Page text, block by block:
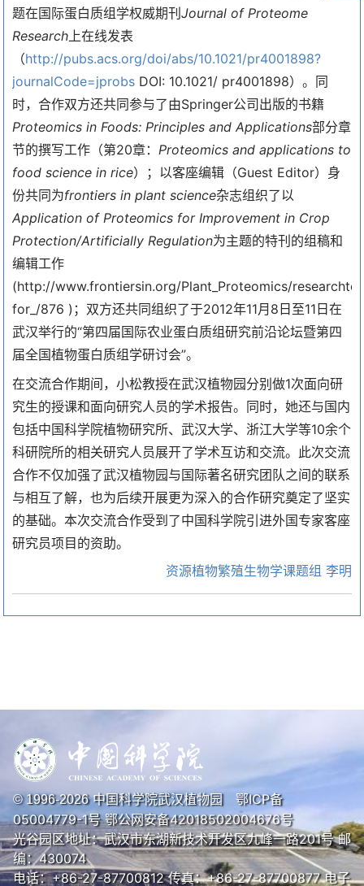
题在国际蛋白质组学权威期刊 Journal of Proteome
Research上在线发表
（http://pubs.acs.org/doi/abs/10.1021/pr4001898?
journalCode=jprobs DOI: 10.1021/ pr4001898）。同
时，合作双方还共同参与了由Springer公司出版的书籍
Proteomics in Foods: Principles and Applications部分章
节的撰写工作（第20章： Proteomics and applications to
food science in rice）；以客座编辑（Guest Editor）身
份共同为frontiers in plant science杂志组织了以
Application of Proteomics for Improvement in Crop
Protection/Artificially Regulation为主题的特刊的组稿和
编辑工作
(http://www.frontiersin.org/Plant_Proteomics/
for_/876 )；双方还共同组织了于2012年11月8日至11日在
武汉举行的“第四届国际农业蛋白质组研究前沿论坛暨第四
届全国植物蛋白质组学研讨会”。
在交流合作期间，小松教授在武汉植物园分别做1次面向研
究生的授课和面向研究人员的学术报告。同时，她还与国内
包括中国科学院植物研究所、武汉大学、浙江大学等10余个
科研院所的相关研究人员展开了学术互访和交流。此次交流
合作不仅加强了武汉植物园与国际著名研究团队之间的联系
与相互了解，也为后续开展更为深入的合作研究奠定了坚实
的基础。本次交流合作受到了中国科学院引进外国专家客座
研究员项目的资助。
资源植物繁殖生物学课题组 李明
© 1996-2026中国科学院武汉植物园 鄂ICP备
05004779-1号鄂公网安备42018502004676号
光谷园区地址：武汉市东湖新技术开发区九峰一路201号 邮
编：430074
电话：+86-27-87700812 传真：+86-27-87700877 电子